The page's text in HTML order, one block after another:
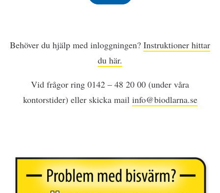
Behöver du hjälp med inloggningen? Instruktioner hittar
du här.
Vid frågor ring 0142 – 48 20 00 (under våra
kontorstider) eller skicka mail info@biodlarna.se